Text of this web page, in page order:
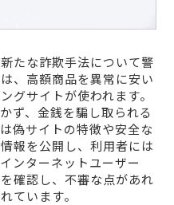
たな詐欺手法について警
、高額商品を異常に安い
グサイトが使われます。
ず、金銭を騙し取られる
偽サイトの特徴や安全な
報を公開し、利用者には
ンターネットユーザー
確認し、不審な点があれ
ています。